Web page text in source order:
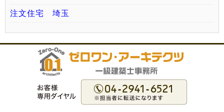
注文住宅 埼玉